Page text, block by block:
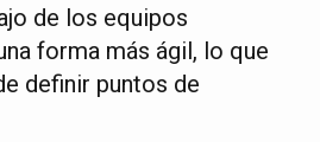
de los equipos
forma más ágil, lo que
definir puntos de